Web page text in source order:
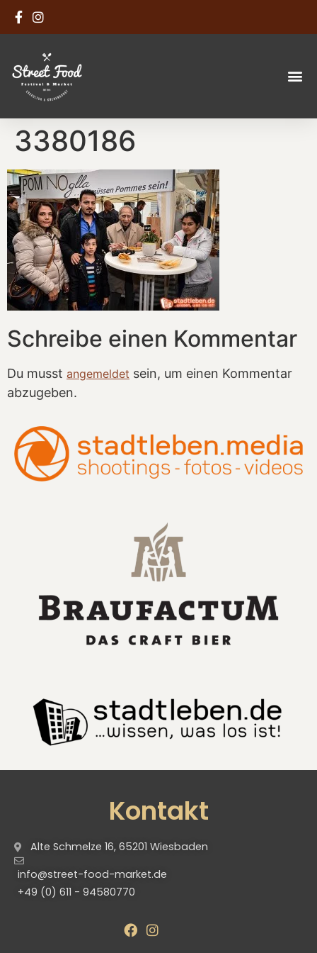
3380186
Schreibe einen Kommentar
Du musst angemeldet sein, um einen Kommentar
abzugeben.
Kontakt
Alte Schmelze 16, 65201 Wiesbaden
info@street-food-market.de
+49 (0) 611 - 94580770